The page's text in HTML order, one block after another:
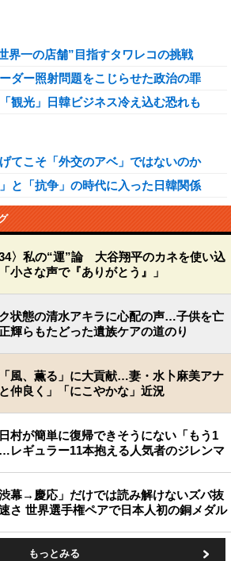
界一の店舗”目指すタワレコの挑戦
ダー照射問題をこじらせた政治の罪
観光」日韓ビジネス冷え込む恐れも
てこそ「外交のアベ」ではないのか
と「抗争」の時代に入った日韓関係
〉私の“運”論 大谷翔平のカネを使い込
小さな声で『ありがとう』」
状態の清水アキラに心配の声…子供を亡
輝らもたどった遺族ケアの道のり
風、薫る」に大貢献…妻・水卜麻美アナ
仲良く」「にこやかな」近況
村が簡単に復帰できそうにない「もう1
レギュラー11本抱える人気者のジレンマ
幕→慶応」だけでは読み解けないズバ抜
さ 世界選手権ペアで日本人初の銅メダル
もっとみる